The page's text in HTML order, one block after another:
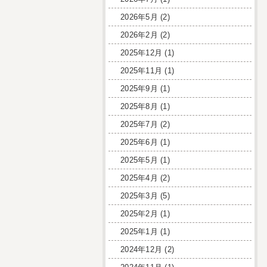
2026年5月 (2)
2026年2月 (2)
2025年12月 (1)
2025年11月 (1)
2025年9月 (1)
2025年8月 (1)
2025年7月 (2)
2025年6月 (1)
2025年5月 (1)
2025年4月 (2)
2025年3月 (5)
2025年2月 (1)
2025年1月 (1)
2024年12月 (2)